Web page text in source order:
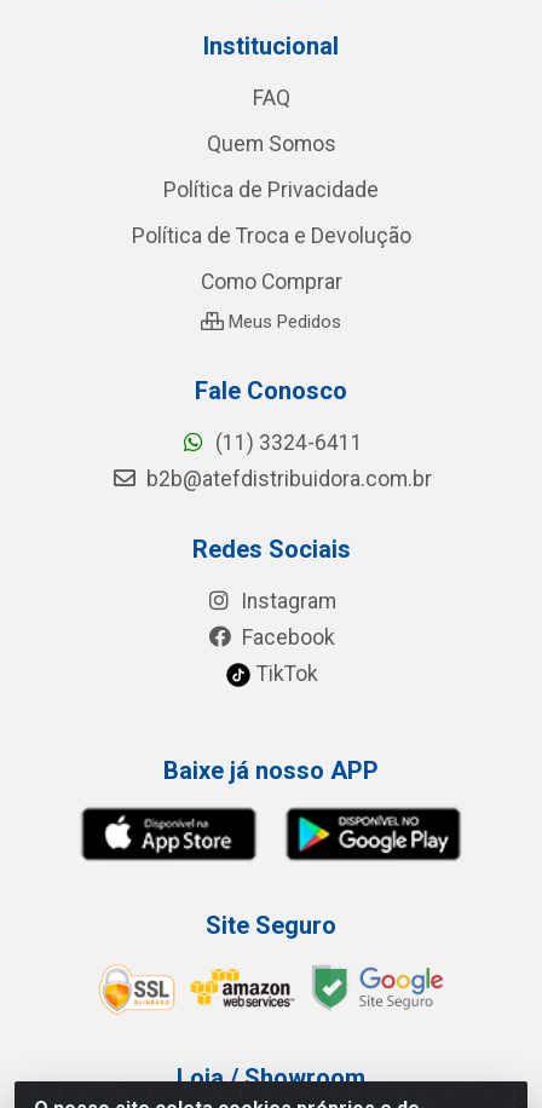
Institucional
FAQ
Quem Somos
Política de Privacidade
Política de Troca e Devolução
Como Comprar
Meus Pedidos
Fale Conosco
(11) 3324-6411
b2b@atefdistribuidora.com.br
Redes Sociais
Instagram
Facebook
TikTok
Baixe já nosso APP
Site Seguro
Loja / Showroom